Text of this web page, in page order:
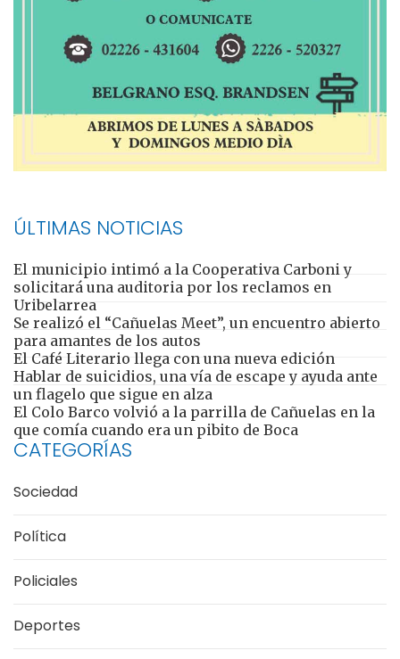
ÚLTIMAS NOTICIAS
El municipio intimó a la Cooperativa Carboni y
solicitará una auditoria por los reclamos en
Uribelarrea
Se realizó el “Cañuelas Meet”, un encuentro abierto
para amantes de los autos
El Café Literario llega con una nueva edición
Hablar de suicidios, una vía de escape y ayuda ante
un flagelo que sigue en alza
El Colo Barco volvió a la parrilla de Cañuelas en la
que comía cuando era un pibito de Boca
CATEGORÍAS
Sociedad
Política
Policiales
Deportes